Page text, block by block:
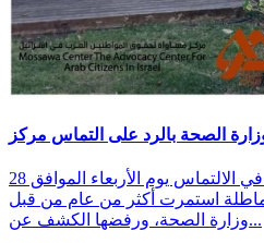
وحددت المحكمة جلسة للنظر في الالتماس يوم الأربعاء الموافق 28
وذلك بعد مماطلة استمرت أكثر من عام من قبل
وزارة الصحة، ورفضها الكشف عن...